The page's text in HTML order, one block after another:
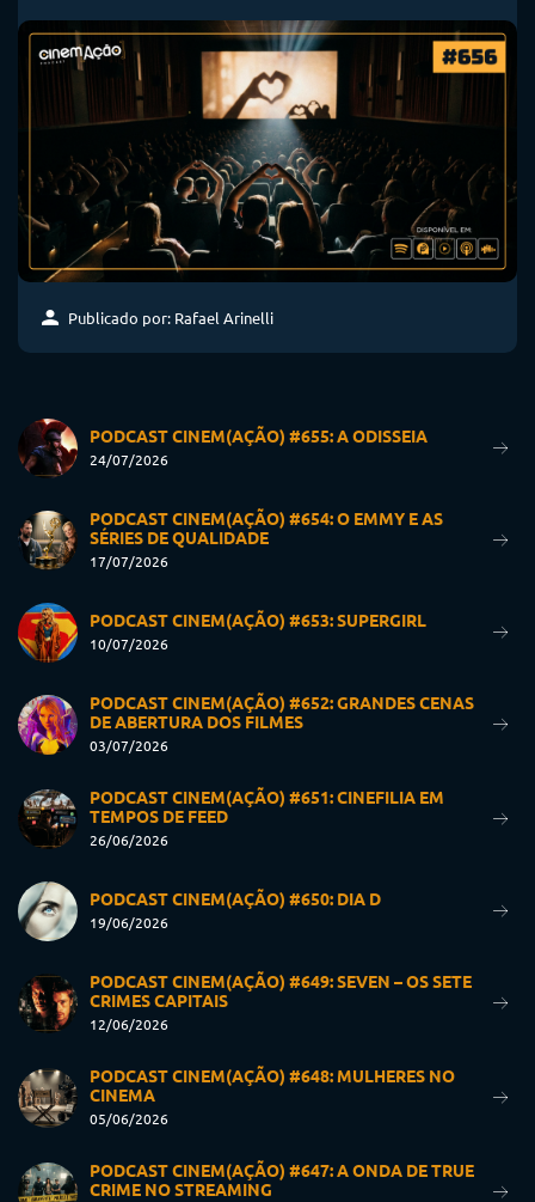
Publicado por: Rafael Arinelli
PODCAST CINEM(AÇÃO) #655: A ODISSEIA
24/07/2026
PODCAST CINEM(AÇÃO) #654: O EMMY E AS
SÉRIES DE QUALIDADE
17/07/2026
PODCAST CINEM(AÇÃO) #653: SUPERGIRL
10/07/2026
PODCAST CINEM(AÇÃO) #652: GRANDES CENAS
DE ABERTURA DOS FILMES
03/07/2026
PODCAST CINEM(AÇÃO) #651: CINEFILIA EM
TEMPOS DE FEED
26/06/2026
PODCAST CINEM(AÇÃO) #650: DIA D
19/06/2026
PODCAST CINEM(AÇÃO) #649: SEVEN – OS SETE
CRIMES CAPITAIS
12/06/2026
PODCAST CINEM(AÇÃO) #648: MULHERES NO
CINEMA
05/06/2026
PODCAST CINEM(AÇÃO) #647: A ONDA DE TRUE
CRIME NO STREAMING